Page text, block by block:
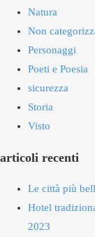
Natura
Non
Personaggi
Poeti e Poesia
sicurezza
Storia
Visto
articoli recenti
Le città più
Hotel
2023